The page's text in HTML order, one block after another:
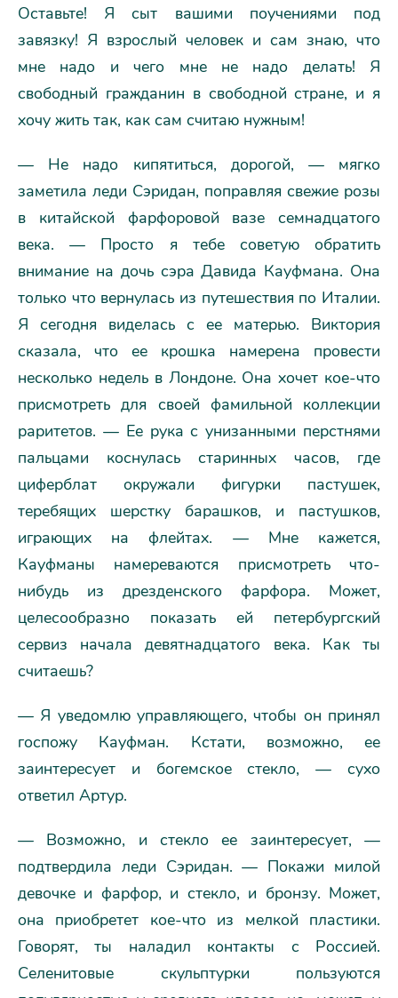
Оставьте! Я сыт вашими поучениями под
завязку! Я взрослый человек и сам знаю, что
мне надо и чего мне не надо делать! Я
свободный гражданин в свободной стране, и я
хочу жить так, как сам считаю нужным!
— Не надо кипятиться, дорогой, — мягко
заметила леди Сэридан, поправляя свежие розы
в китайской фарфоровой вазе семнадцатого
века. — Просто я тебе советую обратить
внимание на дочь сэра Давида Кауфмана. Она
только что вернулась из путешествия по Италии.
Я сегодня виделась с ее матерью. Виктория
сказала, что ее крошка намерена провести
несколько недель в Лондоне. Она хочет кое-что
присмотреть для своей фамильной коллекции
раритетов. — Ее рука с унизанными перстнями
пальцами коснулась старинных часов, где
циферблат окружали фигурки пастушек,
теребящих шерстку барашков, и пастушков,
играющих на флейтах. — Мне кажется,
Кауфманы намереваются присмотреть что-
нибудь из дрезденского фарфора. Может,
целесообразно показать ей петербургский
сервиз начала девятнадцатого века. Как ты
считаешь?
— Я уведомлю управляющего, чтобы он принял
госпожу Кауфман. Кстати, возможно, ее
заинтересует и богемское стекло, — сухо
ответил Артур.
— Возможно, и стекло ее заинтересует, —
подтвердила леди Сэридан. — Покажи милой
девочке и фарфор, и стекло, и бронзу. Может,
она приобретет кое-что из мелкой пластики.
Говорят, ты наладил контакты с Россией.
Селенитовые скульптурки пользуются